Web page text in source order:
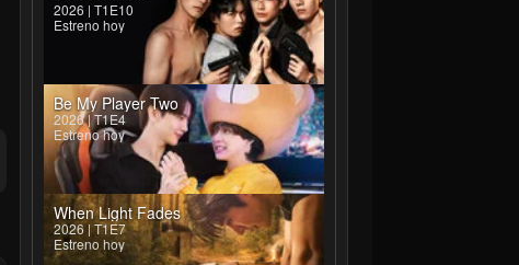
2026 | T1E10
Estreno hoy
Be My Player Two
2026 | T1E4
Estreno hoy
When Light Fades
2026 | T1E7
Estreno hoy